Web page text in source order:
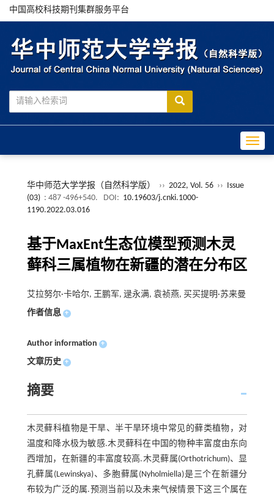
中国高校科技期刊集群服务平台
华中师范大学学报（自然科学版） ›› 2022, Vol. 56 ››
Issue
(03) : 487 -496+540. DOI: 10.19603/j.cnki.1000-
1190.2022.03.016
基于MaxEnt生态位模型预测木灵
藓科三属植物在新疆的潜在分布区
艾拉努尔·卡哈尔, 王鹏军, 逯永满, 袁祯燕, 买买提明·苏来曼
作者信息 +
Author information +
文章历史 +
摘要
木灵藓科植物是干旱、半干旱环境中常见的藓类植物，对
温度和降水极为敏感.木灵藓科在中国的物种丰富度由东向
西增加，在新疆的丰富度较高.木灵藓属(Orthotrichum)、显
孔藓属(Lewinskya)、多胞藓属(Nyholmiella)是三个在新疆分
布较为广泛的属.预测当前以及未来气候情景下这三个属在